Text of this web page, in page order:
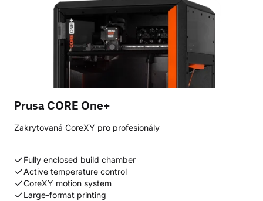
Prusa CORE One+
Zakrytovaná CoreXY pro profesionály
Fully enclosed build chamber
Active temperature control
CoreXY motion system
Large-format printing